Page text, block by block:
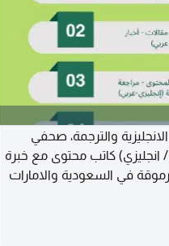
والترجمة، صحفي
كاتب محتوى مع خبرة
مرموقة في السعودية والامارات